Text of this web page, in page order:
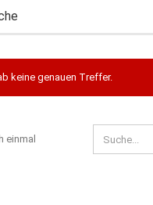
keine genauen Treffer.
einmal